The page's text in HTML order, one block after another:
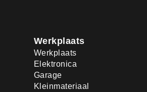
Werkplaats
Werkplaats
Elektronica
Garage
Kleinmateriaal